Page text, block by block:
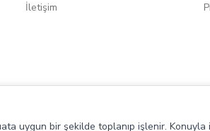
İletişim
uygun bir şekilde toplanıp işlenir. Konuyla